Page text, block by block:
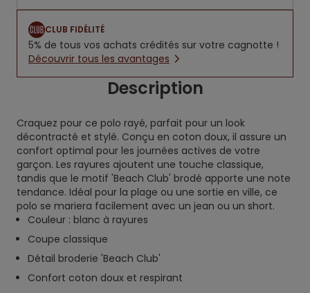
CLUB FIDÉLITÉ
5% de tous vos achats crédités sur votre cagnotte !
Découvrir tous les avantages
Description
Craquez pour ce polo rayé, parfait pour un look
décontracté et stylé. Conçu en coton doux, il assure un
confort optimal pour les journées actives de votre
garçon. Les rayures ajoutent une touche classique,
tandis que le motif 'Beach Club' brodé apporte une note
tendance. Idéal pour la plage ou une sortie en ville, ce
polo se mariera facilement avec un jean ou un short.
Couleur : blanc à rayures
Coupe classique
Détail broderie 'Beach Club'
Confort coton doux et respirant